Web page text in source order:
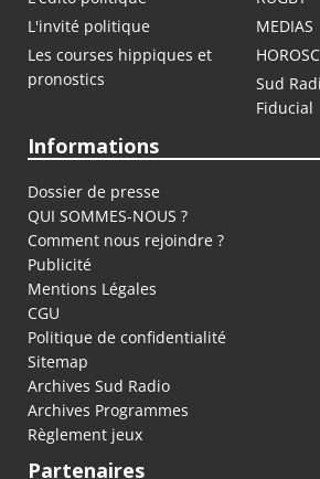
L'invité politique
MEDIAS
Les courses hippiques et
pronostics
Sud
Fiducial
Informations
Dossier de presse
QUI SOMMES-NOUS ?
Comment nous rejoindre ?
Publicité
Mentions Légales
CGU
Politique de confidentialité
Sitemap
Archives Sud Radio
Archives Programmes
Règlement jeux
Partenaires